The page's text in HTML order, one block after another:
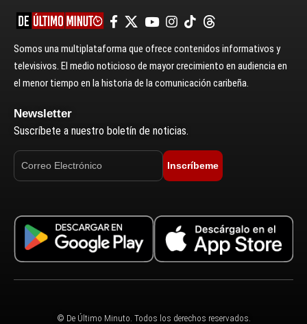
Somos una multiplataforma que ofrece contenidos informativos y
televisivos. El medio noticioso de mayor crecimiento en audiencia en
el menor tiempo en la historia de la comunicación caribeña.
Newsletter
Suscríbete a nuestro boletín de noticias.
Inscríbeme
© De Último Minuto. Todos los derechos reservados.